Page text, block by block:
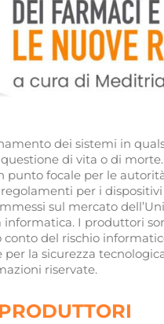
dei sistemi in
di vita o di
focale per le
per i
sul mercato
I produttori
del rischio
la sicurezza
riservate.